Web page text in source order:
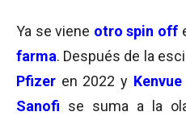
Ya se viene otro spin off
farma. Después de la
Pfizer en 2022 y Kenvue
Sanofi se suma a la